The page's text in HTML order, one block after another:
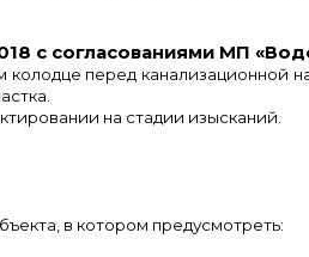
с согласованиями МП
перед канализационной
на стадии изысканий.
в котором предусмотреть: